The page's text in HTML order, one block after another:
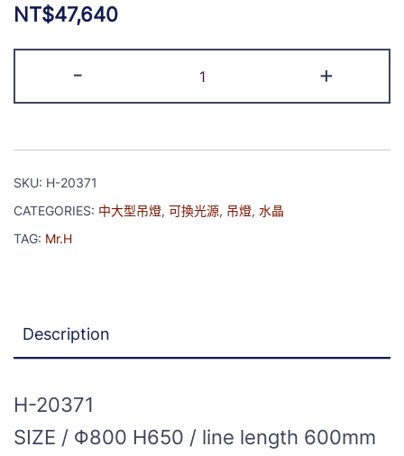
NT$47,640
- +
SKU: H-20371
CATEGORIES: 中大型吊燈, 可換光源, 吊燈, 水晶
TAG: Mr.H
Description
H-20371
SIZE / Φ800 H650 / line length 600mm